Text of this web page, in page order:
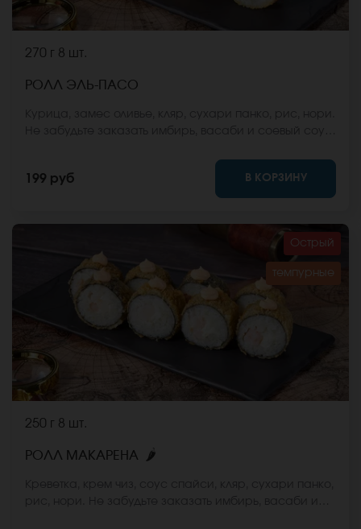
270 г 8 шт.
РОЛЛ ЭЛЬ-ПАСО
блюда может отличаться от фото на сайте.
199 руб В КОРЗИНУ
Острый
темпурные
250 г 8 шт.
РОЛЛ МАКАРЕНА 🌶